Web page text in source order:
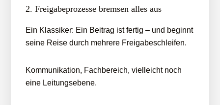
2. Freigabeprozesse bremsen alles aus
Ein Klassiker: Ein Beitrag ist fertig – und beginnt
seine Reise durch mehrere Freigabeschleifen.
Kommunikation, Fachbereich, vielleicht noch
eine Leitungsebene.